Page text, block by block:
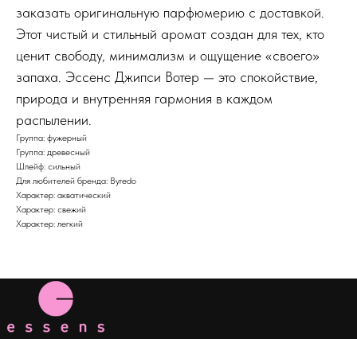
заказать оригинальную парфюмерию с доставкой.
Этот чистый и стильный аромат создан для тех, кто
ценит свободу, минимализм и ощущение «своего»
запаха. Эссенс Джипси Вотер — это спокойствие,
природа и внутренняя гармония в каждом
распылении.
Группа: фужерный
Группа: древесный
Шлейф: сильный
Для любителей бренда: Byredo
Характер: акватический
Характер: свежий
Характер: легкий